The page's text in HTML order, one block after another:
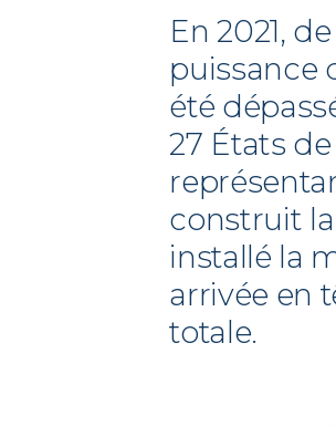
En 2021,
puissance
été
27 États
construit
installé la
arrivée en
totale.